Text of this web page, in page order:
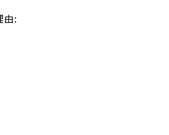
由: